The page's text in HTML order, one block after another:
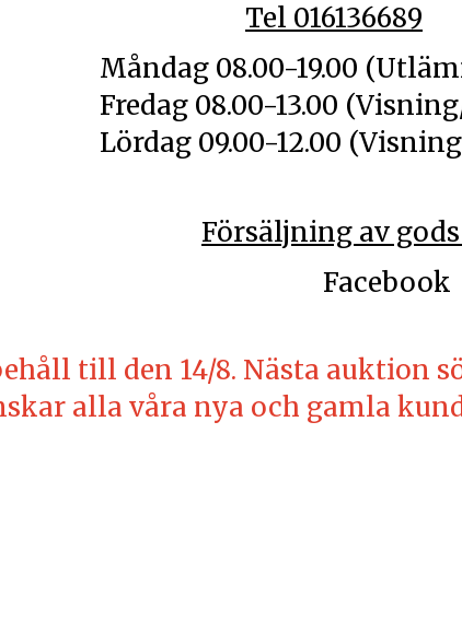
Tel 016136689
19.00
13.00 (Visning/
12.00 (Visning/
Försäljning av gods
till den 14/8. Nästa auktion
alla våra nya och gamla